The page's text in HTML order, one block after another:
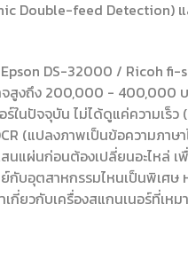
Double-feed Detection)
DS-32000 / Ricoh
จสูงถึง 200,000 - 400,000
ในปัจจุบัน ไม่ได้ดูแค่ความเร็
(แปลงภาพเป็นข้อความภา
แผ่นก่อนต้องเปลี่ยนอะไหล่ เพื่
กับอุตสาหกรรมไหนเป็นพิเศษ
ยวกับเครื่องสแกนเนอร์ที่เหม